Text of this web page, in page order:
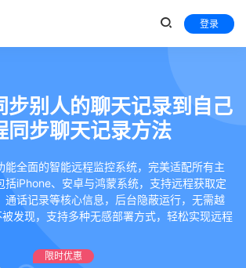
登录
步别人的聊天记录到自己
同步聊天记录方法
能全面的智能远程监控系统，完美适配所有主
括iPhone、安卓与鸿蒙系统，支持远程获取定
通话记录等核心信息，后台隐蔽运行，无需越
发现，支持多种无感部署方式，轻松实现远程
限时优惠